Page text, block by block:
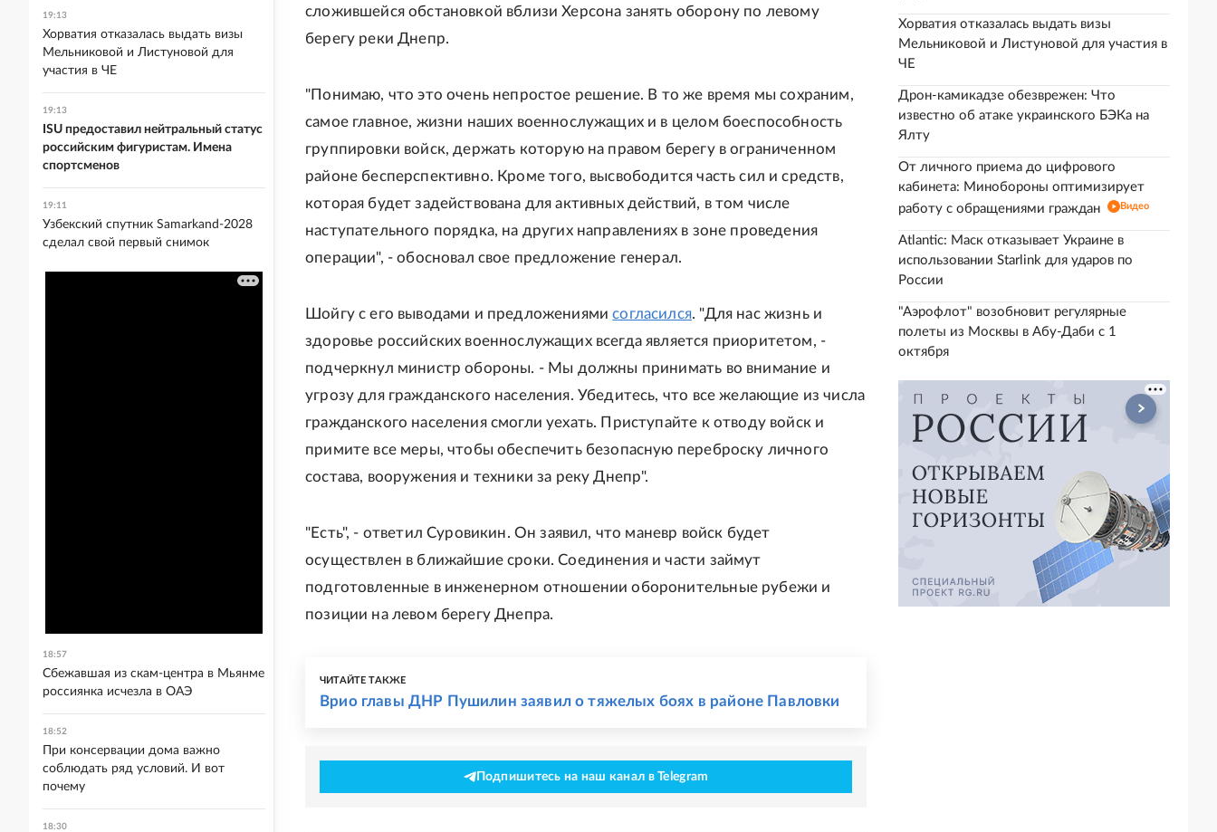
сложившейся обстановкой вблизи Херсона занять оборону по левому
берегу реки Днепр.
"Понимаю, что это очень непростое решение. В то же время мы сохраним,
самое главное, жизни наших военнослужащих и в целом боеспособность
группировки войск, держать которую на правом берегу в ограниченном
районе бесперспективно. Кроме того, высвободится часть сил и средств,
которая будет задействована для активных действий, в том числе
наступательного порядка, на других направлениях в зоне проведения
операции", - обосновал свое предложение генерал.
Шойгу с его выводами и предложениямисогласился. "Для нас жизнь и
здоровье российских военнослужащих всегда является приоритетом, -
подчеркнул министр обороны. - Мы должны принимать во внимание и
угрозу для гражданского населения. Убедитесь, что все желающие из числа
гражданского населения смогли уехать. Приступайте к отводу войск и
примите все меры, чтобы обеспечить безопасную переброску личного
состава, вооружения и техники за реку Днепр".
"Есть", - ответил Суровикин. Он заявил, что маневр войск будет
осуществлен в ближайшие сроки. Соединения и части займут
подготовленные в инженерном отношении оборонительные рубежи и
позиции на левом берегу Днепра.
ЧИТАЙТЕ ТАКЖЕ
Врио главы ДНР Пушилин заявил о тяжелых боях в районе Павловки
Подпишитесь на наш канал в Telegram
Хорватия отказалась выдать визы
Мельниковой и Листуновой для участия в
ЧЕ
Дрон-камикадзе обезврежен: Что
известно об атаке украинского БЭКа на
Ялту
От личного приема до цифрового
кабинета: Минобороны оптимизирует
работу с обращениями граждан
Видео
Atlantic: Маск отказывает Украине в
использовании Starlink для ударов по
России
"Аэрофлот" возобновит регулярные
полеты из Москвы в Абу-Даби с 1
октября
19:13
Хорватия отказалась выдать визы
Мельниковой и Листуновой для
участия в ЧЕ
19:13
ISU предоставил нейтральный статус
российским фигуристам. Имена
спортсменов
19:11
Узбекский спутник Samarkand-2028
сделал свой первый снимок
18:57
Сбежавшая из скам-центра в Мьянме
россиянка исчезла в ОАЭ
18:52
При консервации дома важно
соблюдать ряд условий. И вот
почему
18:30